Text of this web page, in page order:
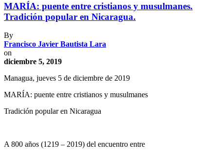
MARÍA: puente entre cristianos y musulmanes.
Tradición popular en Nicaragua.
By
Francisco Javier Bautista Lara
on
diciembre 5, 2019
Managua, jueves 5 de diciembre de 2019
MARÍA: puente entre cristianos y musulmanes
Tradición popular en Nicaragua
A 800 años (1219 – 2019) del encuentro entre